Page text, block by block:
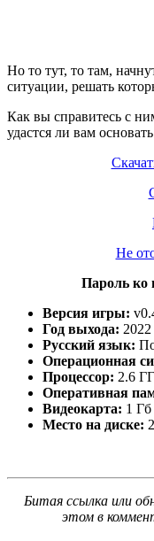
Но то тут, то там,
ситуации, решать
Как вы справитесь с
удастся ли вам
Не
Пароль ко
Версия игры:
Год выхода: 2022
Русский язык:
Операционная
Процессор: 2.6
Оперативная
Видеокарта: 1 Гб
Место на диске:
Битая ссылка или
этом в